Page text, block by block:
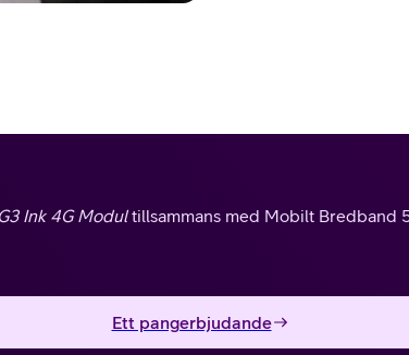
Ink 4G Modultillsammans med Mobilt Bredband
Ett pangerbjudande